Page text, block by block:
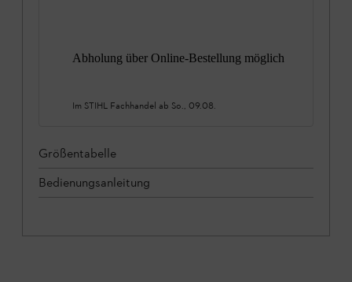
Abholung über Online-Bestellung möglich
Im STIHL Fachhandel ab So., 09.08.
Größentabelle
Bedienungsanleitung